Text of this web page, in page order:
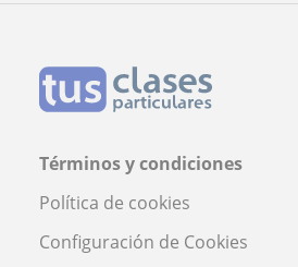
Términos y condiciones
Política de cookies
Configuración de Cookies